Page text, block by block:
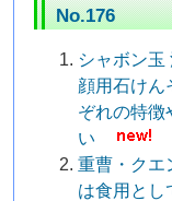
No.176
シャボン玉
顔用石けん
ぞれの特徴
い
重曹・クエ
は食用とし